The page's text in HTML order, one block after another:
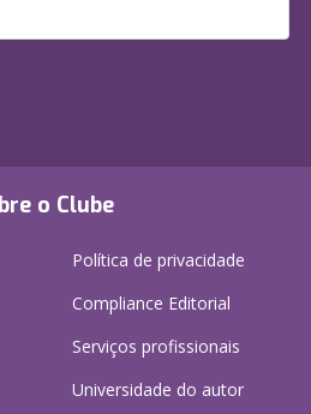
o Clube
Política de privacidade
Compliance Editorial
Serviços profissionais
Universidade do autor